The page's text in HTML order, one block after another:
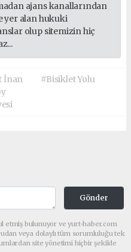
ajans kanallarından
yer alan hukuki
olup sitemizin hiç
İnan
#Bisiklet Yolu
Gönder
etmiş bulunuyor ve yurt-haber.com
veya dolaylı tüm sorumluluğu tek
site yönetimi hiçbir şekilde